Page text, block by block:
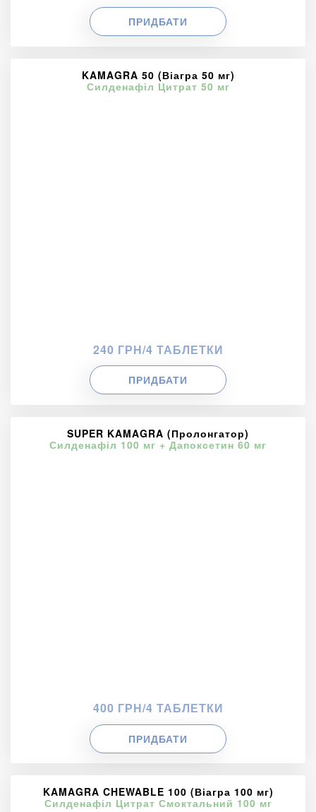
ПРИДБАТИ
KAMAGRA 50 (Віагра 50 мг)
Силденафіл Цитрат 50 мг
240 ГРН/4 ТАБЛЕТКИ
ПРИДБАТИ
SUPER KAMAGRA (Пролонгатор)
Силденафіл 100 мг + Дапоксетин 60 мг
400 ГРН/4 ТАБЛЕТКИ
ПРИДБАТИ
KAMAGRA CHEWABLE 100 (Віагра 100 мг)
Силденафіл Цитрат Смоктальний 100 мг